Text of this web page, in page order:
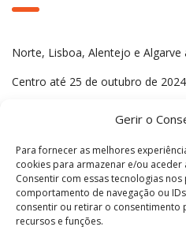
Gerir o
Para fornecer as melhores
cookies para armazenar e/ou
Consentir com essas tecnologias
comportamento de navegação ou
consentir ou retirar o consentimento
recursos e funções.
Norte, Lisboa, Alentejo e
Centro até 25 de outubro de
precisa de ajuda